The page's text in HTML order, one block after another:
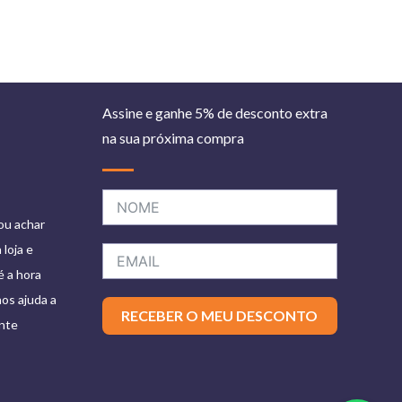
achar
loja e
a hora
ajuda a
Assine e ganhe 5% de desconto extra
na sua próxima compra
RECEBER O MEU DESCONTO